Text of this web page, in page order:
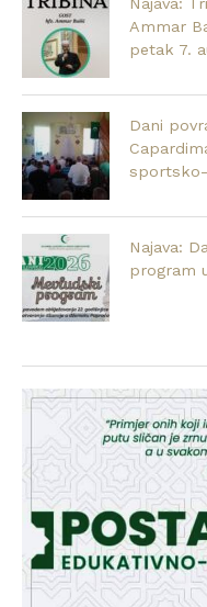
Ammar
petak 7.
Dani
Najava:
program